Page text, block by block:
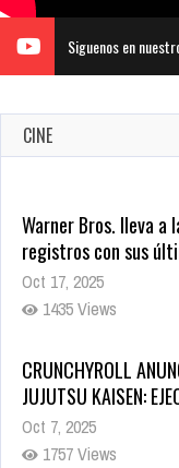
Siguenos en
CINE
Warner Bros. lleva a
registros con sus
Oct 17, 2025
1435 Views
CRUNCHYROLL
JUJUTSU KAISEN:
Oct 7, 2025
1757 Views